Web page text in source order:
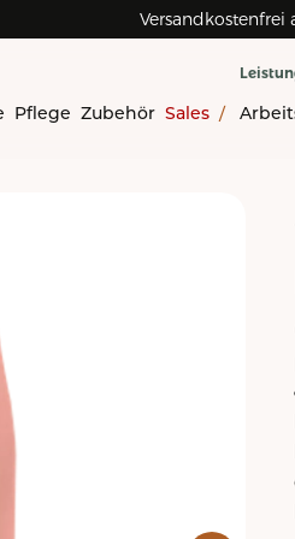
Versandkostenfrei
Pflege Zubehör Sales /